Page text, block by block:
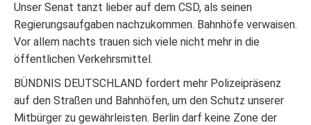
Unser Senat tanzt lieber auf dem CSD, als seinen
Regierungsaufgaben nachzukommen. Bahnhöfe verwaisen.
Vor allem nachts trauen sich viele nicht mehr in die
öffentlichen Verkehrsmittel.
BÜNDNIS DEUTSCHLAND fordert mehr Polizeipräsenz
auf den Straßen und Bahnhöfen, um den Schutz unserer
Mitbürger zu gewährleisten. Berlin darf keine Zone der